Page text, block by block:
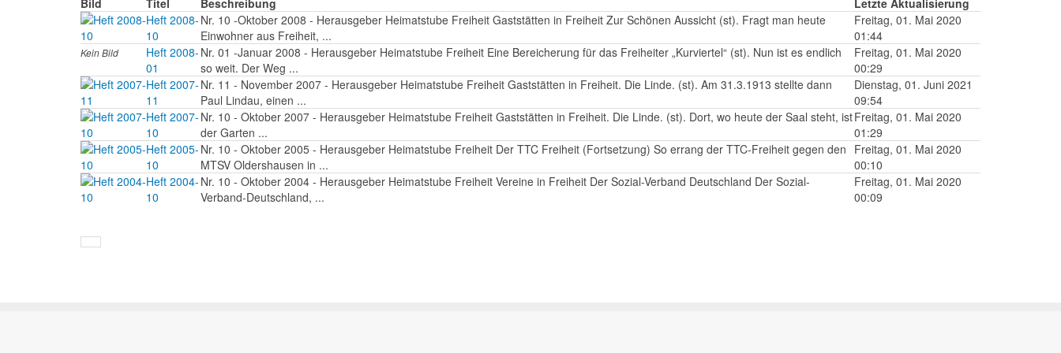
Bild Titel Beschreibung
Letzte Aktualisierung
Heft 2008-
10
Nr. 10 -Oktober 2008 - Herausgeber Heimatstube Freiheit Gaststätten in Freiheit Zur Schönen Aussicht (st). Fragt man heute
Einwohner aus Freiheit, ...
Freitag, 01. Mai 2020
01:44
Kein Bild
Heft 2008-
01
Nr. 01 -Januar 2008 - Herausgeber Heimatstube Freiheit Eine Bereicherung für das Freiheiter „Kurviertel“ (st). Nun ist es endlich
so weit. Der Weg ...
Freitag, 01. Mai 2020
00:29
Heft 2007-
11
Nr. 11 - November 2007 - Herausgeber Heimatstube Freiheit Gaststätten in Freiheit. Die Linde. (st). Am 31.3.1913 stellte dann
Paul Lindau, einen ...
Dienstag, 01. Juni 2021
09:54
Heft 2007-
10
Nr. 10 - Oktober 2007 - Herausgeber Heimatstube Freiheit Gaststätten in Freiheit. Die Linde. (st). Dort, wo heute der Saal steht, ist
der Garten ...
Freitag, 01. Mai 2020
01:29
Heft 2005-
10
Nr. 10 - Oktober 2005 - Herausgeber Heimatstube Freiheit Der TTC Freiheit (Fortsetzung) So errang der TTC-Freiheit gegen den
MTSV Oldershausen in ...
Freitag, 01. Mai 2020
00:10
Heft 2004-
10
Nr. 10 - Oktober 2004 - Herausgeber Heimatstube Freiheit Vereine in Freiheit Der Sozial-Verband Deutschland Der Sozial-
Verband-Deutschland, ...
Freitag, 01. Mai 2020
00:09